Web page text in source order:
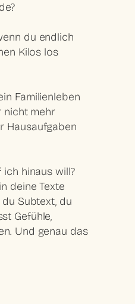
du endlich
Kilos los
Familienleben
nicht mehr
Hausaufgaben
hinaus will?
deine Texte
Subtext, du
Gefühle,
Und genau das